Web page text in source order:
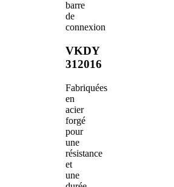
barre
de
connexion
VKDY
312016
Fabriquées
en
acier
forgé
pour
une
résistance
et
une